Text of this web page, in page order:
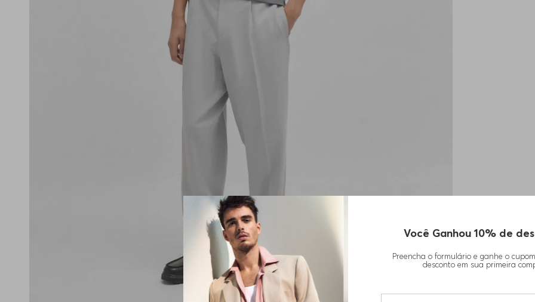
Você Ganhou 10% de
Preencha o formulário e ganhe o
desconto em sua primeira